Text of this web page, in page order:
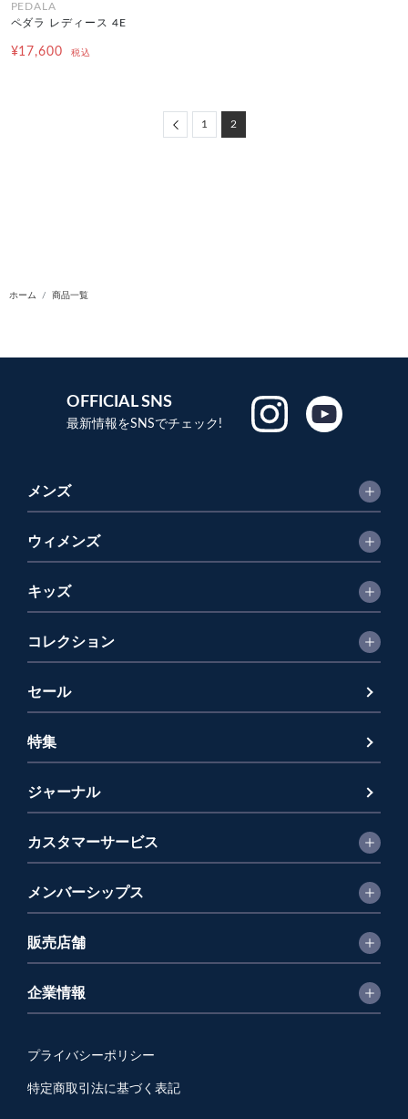
PEDALA
ペダラ レディース 4E
¥17,600 税込
Previous
1 2
ホーム 商品一覧
OFFICIAL SNS
最新情報をSNSでチェック!
メンズ
ウィメンズ
キッズ
コレクション
セール
特集
ジャーナル
カスタマーサービス
メンバーシップス
販売店舗
企業情報
プライバシーポリシー
特定商取引法に基づく表記